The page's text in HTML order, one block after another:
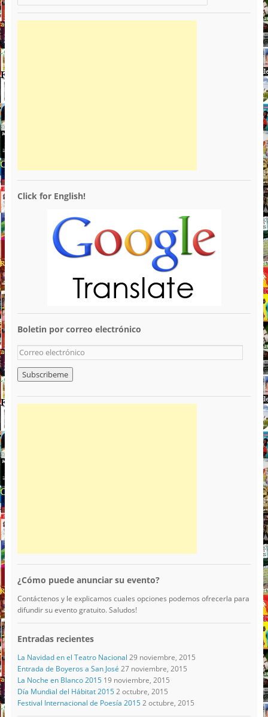
Click for English!
Boletin por correo electrónico
¿Cómo puede anunciar su evento?
Contáctenos y le explicamos cuales opciones podemos ofrecerla para
difundir su evento gratuito. Saludos!
Entradas recientes
La Navidad en el Teatro Nacional 29 noviembre, 2015
Entrada de Boyeros a San José 27 noviembre, 2015
La Noche en Blanco 2015 19 noviembre, 2015
Día Mundial del Hábitat 2015 2 octubre, 2015
Festival Internacional de Poesía 2015 2 octubre, 2015